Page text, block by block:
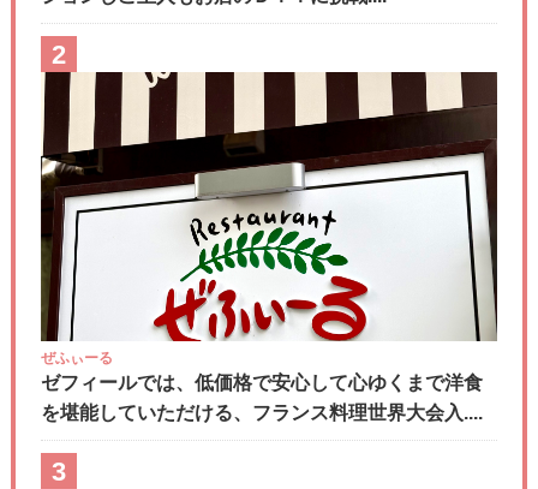
2
ぜふぃーる
ゼフィールでは、低価格で安心して心ゆくまで洋食
を堪能していただける、フランス料理世界大会入....
3